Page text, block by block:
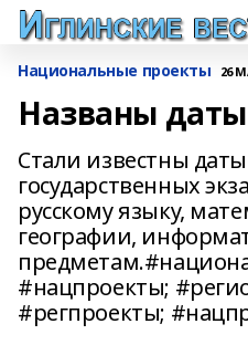
Национальные проекты 26
Названы даты
Стали известны
государственных
русскому языку,
географии,
#нацпроекты;
#регпроекты;